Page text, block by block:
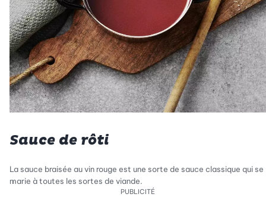
Sauce de rôti
La sauce braisée au vin rouge est une sorte de sauce classique qui se
marie à toutes les sortes de viande.
PUBLICITÉ